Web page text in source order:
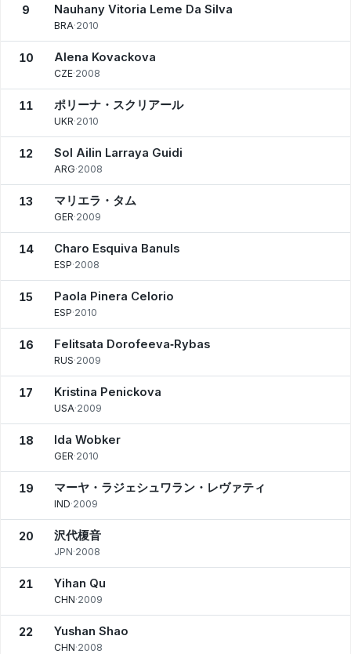
9 Nauhany Vitoria Leme Da Silva
BRA·2010
10 Alena Kovackova
CZE·2008
11 ポリーナ・スクリアール
UKR·2010
12 Sol Ailin Larraya Guidi
ARG·2008
13 マリエラ・タム
GER·2009
14 Charo Esquiva Banuls
ESP·2008
15 Paola Pinera Celorio
ESP·2010
16 Felitsata Dorofeeva‑Rybas
RUS·2009
17 Kristina Penickova
USA·2009
18 Ida Wobker
GER·2010
19 マーヤ・ラジェシュワラン・レヴァティ
IND·2009
20 沢代榎音
JPN·2008
21 Yihan Qu
CHN·2009
22 Yushan Shao
CHN·2008